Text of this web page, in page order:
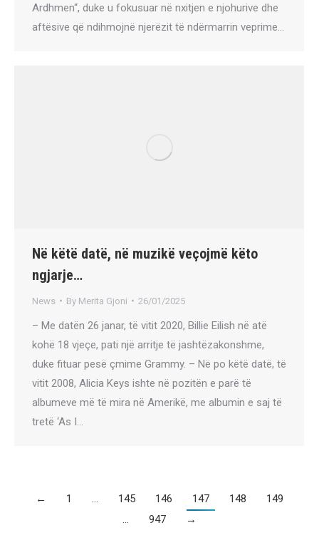
Ardhmen“, duke u fokusuar në nxitjen e njohurive dhe
aftësive që ndihmojnë njerëzit të ndërmarrin veprime…
Në këtë datë, në muzikë veçojmë këto
ngjarje…
News By Merita Gjoni 26/01/2025
– Me datën 26 janar, të vitit 2020, Billie Eilish në atë
kohë 18 vjeçe, pati një arritje të jashtëzakonshme,
duke fituar pesë çmime Grammy. – Në po këtë datë, të
vitit 2008, Alicia Keys ishte në pozitën e parë të
albumeve më të mira në Amerikë, me albumin e saj të
tretë ‘As I…
← 1 … 145 146 147 148
149
…
947 →